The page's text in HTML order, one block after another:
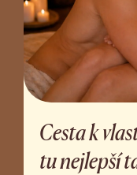
Cesta k
tu nejlepší